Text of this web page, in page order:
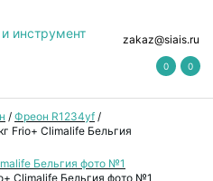
инструмент zakaz@siais.ru
0 0
/ Фреон R1234yf /
Frio+ Climalife Бельгия